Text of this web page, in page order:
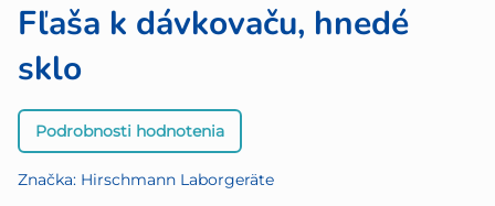
Fľaša k dávkovaču, hnedé
sklo
Priemerné
hodnotenie
je
Podrobnosti hodnotenia
Značka: Hirschmann Laborgeräte